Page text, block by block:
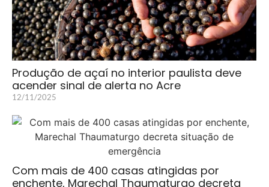
Produção de açaí no interior paulista deve
acender sinal de alerta no Acre
12/11/2025
Com mais de 400 casas atingidas por
enchente, Marechal Thaumaturgo decreta